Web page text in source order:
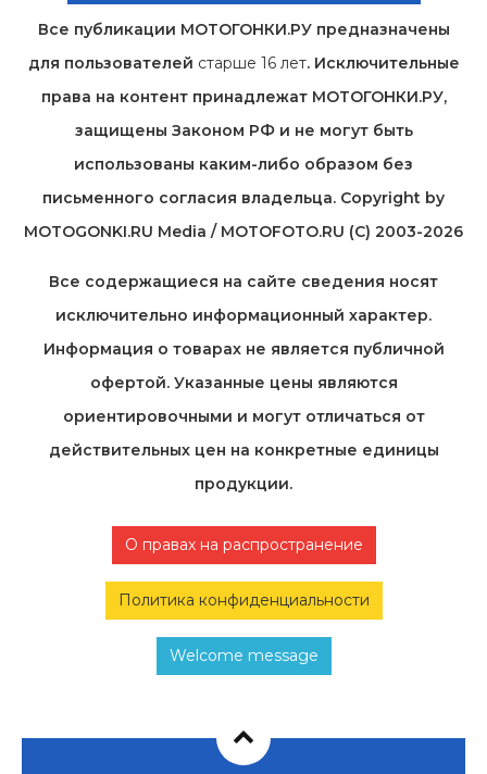
Все публикации МОТОГОНКИ.РУ предназначены
для пользователей старше 16 лет. Исключительные
права на контент принадлежат МОТОГОНКИ.РУ,
защищены Законом РФ и не могут быть
использованы каким-либо образом без
письменного согласия владельца. Copyright by
MOTOGONKI.RU Media / MOTOFOTO.RU (C) 2003-2026
Все содержащиеся на cайте сведения носят
исключительно информационный характер.
Информация о товарах не является публичной
офертой. Указанные цены являются
ориентировочными и могут отличаться от
действительных цен на конкретные единицы
продукции.
О правах на распространение
Политика конфиденциальности
Welcome message